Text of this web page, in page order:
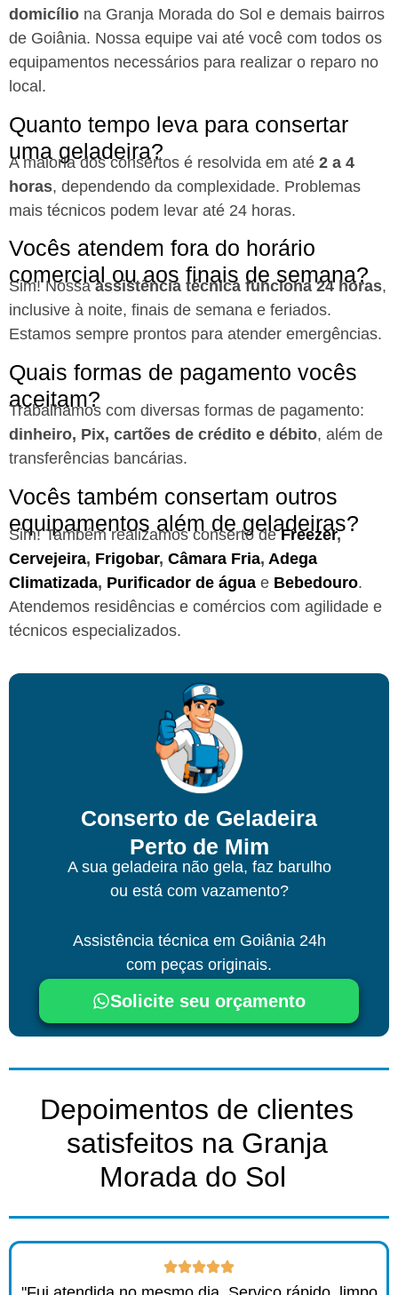
domicílio na Granja Morada do Sol e demais bairros
de Goiânia. Nossa equipe vai até você com todos os
equipamentos necessários para realizar o reparo no
local.
Quanto tempo leva para consertar
uma geladeira?
A maioria dos consertos é resolvida em até 2 a 4
horas, dependendo da complexidade. Problemas
mais técnicos podem levar até 24 horas.
Vocês atendem fora do horário
comercial ou aos finais de semana?
Sim! Nossaassistência técnica funciona 24 horas,
inclusive à noite, finais de semana e feriados.
Estamos sempre prontos para atender emergências.
Quais formas de pagamento vocês
aceitam?
Trabalhamos com diversas formas de pagamento:
dinheiro, Pix, cartões de crédito e débito, além de
transferências bancárias.
Vocês também consertam outros
equipamentos além de geladeiras?
Sim! Também realizamos conserto deFreezer,
Cervejeira, Frigobar, Câmara Fria, Adega
Climatizada, Purificador de água e Bebedouro.
Atendemos residências e comércios com agilidade e
técnicos especializados.
Conserto de Geladeira
Perto de Mim
A sua geladeira não gela, faz barulho
ou está com vazamento?
Assistência técnica em Goiânia24h
com peças originais.
Solicite seu orçamento
Depoimentos de clientes
satisfeitos na Granja
Morada do Sol ​